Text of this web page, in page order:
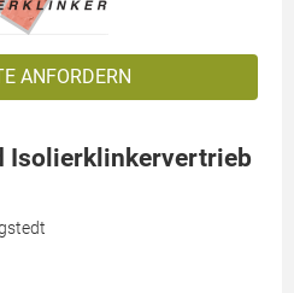
ANFORDERN
Isolierklinkervertrieb